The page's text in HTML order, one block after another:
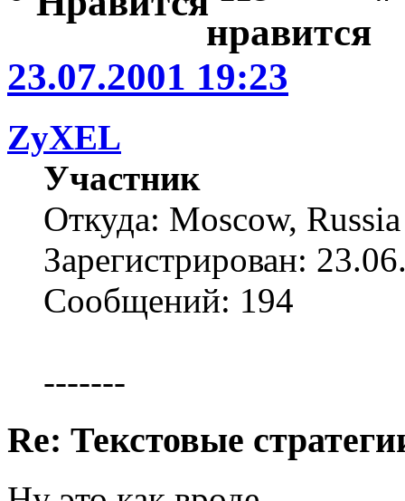
23.07.2001 19:23
ZyXEL
Участник
Откуда: Moscow, Russia
Зарегистрирован:
Сообщений: 194
-------
Re: Текстовые